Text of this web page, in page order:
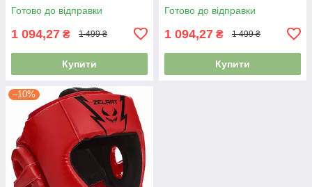
Готово до відправки
1 094,27 ₴ 1 499 ₴
Купити
Готово до відправки
1 094,27 ₴ 1 499 ₴
Купити
–10%